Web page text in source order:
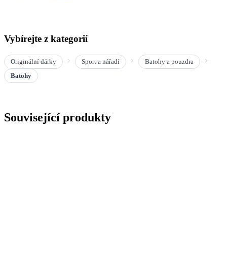
Vybírejte z kategorií
Originální dárky Sport a nářadí
Batohy a pouzdra
Batohy
Související produkty